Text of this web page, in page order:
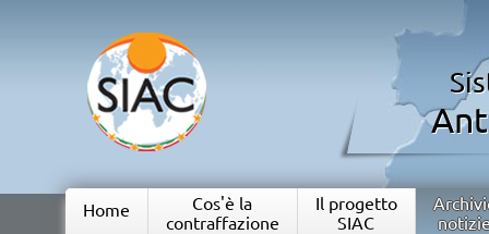
Home
Cos'è la
contraffazione
Il progetto
SIAC